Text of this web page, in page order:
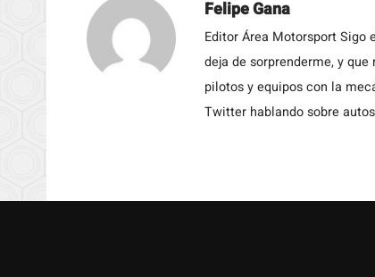
Felipe Gana
Editor Área Motorsport Sigo
deja de sorprenderme, y
pilotos y equipos con la
Twitter hablando sobre